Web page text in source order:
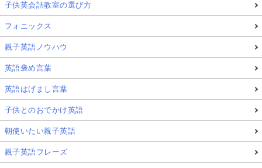
子供英会話教室の選び方
フォニックス
親子英語ノウハウ
英語褒め言葉
英語はげまし言葉
子供とのおでかけ英語
朝使いたい親子英語
親子英語フレーズ